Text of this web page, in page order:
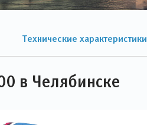
Технические характеристики
в Челябинске